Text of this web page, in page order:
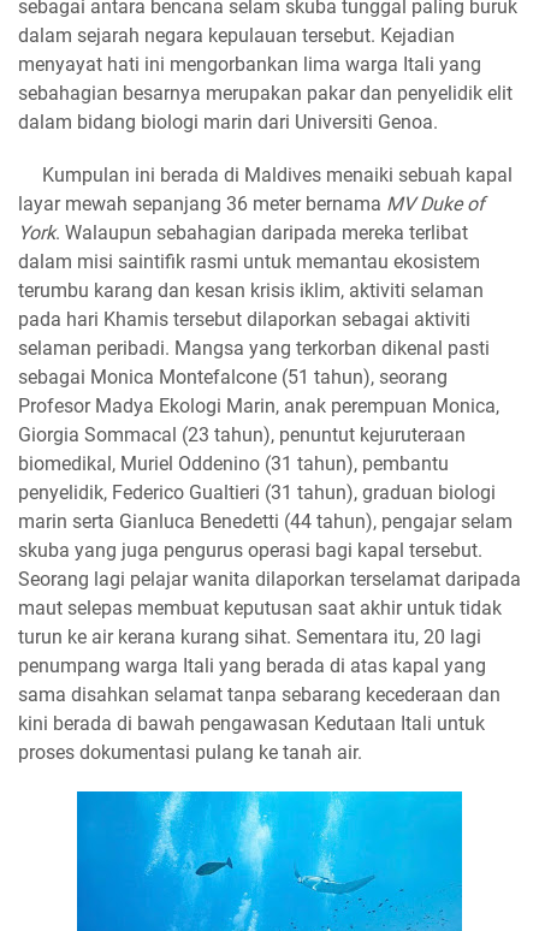
sebagai antara bencana selam skuba tunggal paling buruk
dalam sejarah negara kepulauan tersebut. Kejadian
menyayat hati ini mengorbankan lima warga Itali yang
sebahagian besarnya merupakan pakar dan penyelidik elit
dalam bidang biologi marin dari Universiti Genoa.
​Kumpulan ini berada di Maldives menaiki sebuah kapal
layar mewah sepanjang 36 meter bernama MV Duke of
York. Walaupun sebahagian daripada mereka terlibat
dalam misi saintifik rasmi untuk memantau ekosistem
terumbu karang dan kesan krisis iklim, aktiviti selaman
pada hari Khamis tersebut dilaporkan sebagai aktiviti
selaman peribadi. Mangsa yang terkorban dikenal pasti
sebagai Monica Montefalcone (51 tahun), seorang
Profesor Madya Ekologi Marin, anak perempuan Monica,
Giorgia Sommacal (23 tahun), penuntut kejuruteraan
biomedikal, Muriel Oddenino (31 tahun), pembantu
penyelidik, Federico Gualtieri (31 tahun), graduan biologi
marin serta Gianluca Benedetti (44 tahun), pengajar selam
skuba yang juga pengurus operasi bagi kapal tersebut.
Seorang lagi pelajar wanita dilaporkan terselamat daripada
maut selepas membuat keputusan saat akhir untuk tidak
turun ke air kerana kurang sihat. Sementara itu, 20 lagi
penumpang warga Itali yang berada di atas kapal yang
sama disahkan selamat tanpa sebarang kecederaan dan
kini berada di bawah pengawasan Kedutaan Itali untuk
proses dokumentasi pulang ke tanah air.